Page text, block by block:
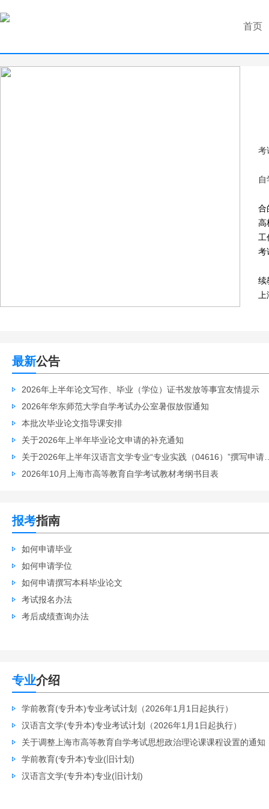
首页
考
合
高
工
考
续
最新公告
2026年上半年论文写作、毕业（学位）证书发放等事宜友情提示
2026年华东师范大学自学考试办公室暑假放假通知
本批次毕业论文指导课安排
关于2026年上半年毕业论文申请的补充通知
关于2026年上半年汉语言文学专业“专业实践（04616）”撰写申请的通知
2026年10月上海市高等教育自学考试教材考纲书目表
报考指南
如何申请毕业
如何申请学位
如何申请撰写本科毕业论文
考试报名办法
考后成绩查询办法
专业介绍
学前教育(专升本)专业考试计划（2026年1月1日起执行）
汉语言文学(专升本)专业考试计划（2026年1月1日起执行）
关于调整上海市高等教育自学考试思想政治理论课课程设置的通知
学前教育(专升本)专业(旧计划)
汉语言文学(专升本)专业(旧计划)